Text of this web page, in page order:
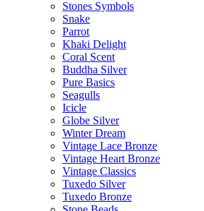
Stones Symbols
Snake
Parrot
Khaki Delight
Coral Scent
Buddha Silver
Pure Basics
Seagulls
Icicle
Globe Silver
Winter Dream
Vintage Lace Bronze
Vintage Heart Bronze
Vintage Classics
Tuxedo Silver
Tuxedo Bronze